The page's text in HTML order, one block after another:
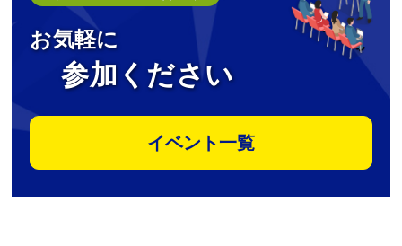
お気軽に
参加ください
イベント一覧